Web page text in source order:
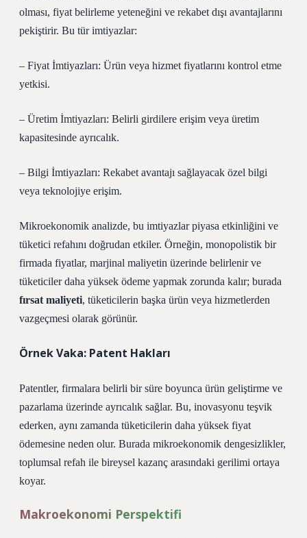
olması, fiyat belirleme yeteneğini ve rekabet dışı avantajlarını
pekiştirir. Bu tür imtiyazlar:
– Fiyat İmtiyazları: Ürün veya hizmet fiyatlarını kontrol etme
yetkisi.
– Üretim İmtiyazları: Belirli girdilere erişim veya üretim
kapasitesinde ayrıcalık.
– Bilgi İmtiyazları: Rekabet avantajı sağlayacak özel bilgi
veya teknolojiye erişim.
Mikroekonomik analizde, bu imtiyazlar piyasa etkinliğini ve
tüketici refahını doğrudan etkiler. Örneğin, monopolistik bir
firmada fiyatlar, marjinal maliyetin üzerinde belirlenir ve
tüketiciler daha yüksek ödeme yapmak zorunda kalır; burada
fırsat maliyeti, tüketicilerin başka ürün veya hizmetlerden
vazgeçmesi olarak görünür.
Örnek Vaka: Patent Hakları
Patentler, firmalara belirli bir süre boyunca ürün geliştirme ve
pazarlama üzerinde ayrıcalık sağlar. Bu, inovasyonu teşvik
ederken, aynı zamanda tüketicilerin daha yüksek fiyat
ödemesine neden olur. Burada mikroekonomik dengesizlikler,
toplumsal refah ile bireysel kazanç arasındaki gerilimi ortaya
koyar.
Makroekonomi Perspektifi